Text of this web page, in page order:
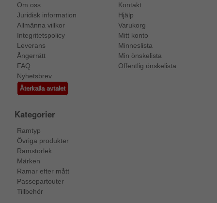
Om oss
Juridisk information
Allmänna villkor
Integritetspolicy
Leverans
Ångerrätt
FAQ
Nyhetsbrev
Återkalla avtalet
Kontakt
Hjälp
Varukorg
Mitt konto
Minneslista
Min önskelista
Offentlig önskelista
Kategorier
Ramtyp
Övriga produkter
Ramstorlek
Märken
Ramar efter mått
Passepartouter
Tillbehör